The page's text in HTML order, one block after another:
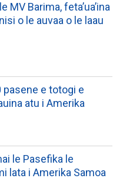
MV Barima, feta’ua’ina
o le auvaa o le laau
e totogi e
atu i Amerika
le Pasefika le
lata i Amerika Samoa